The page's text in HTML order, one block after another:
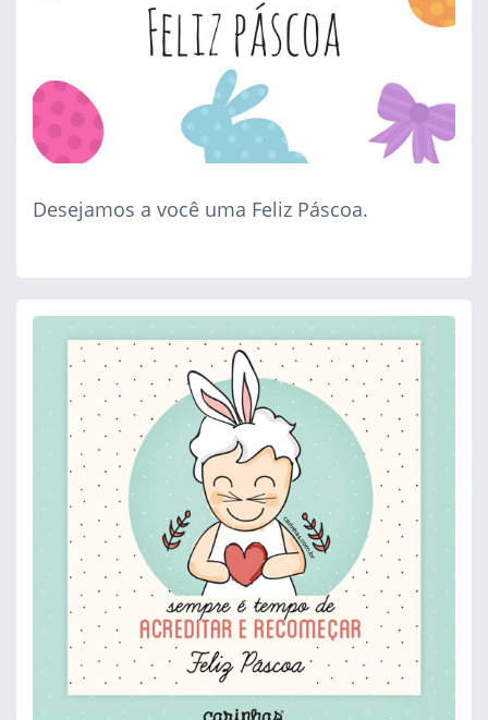
Desejamos a você uma Feliz Páscoa.